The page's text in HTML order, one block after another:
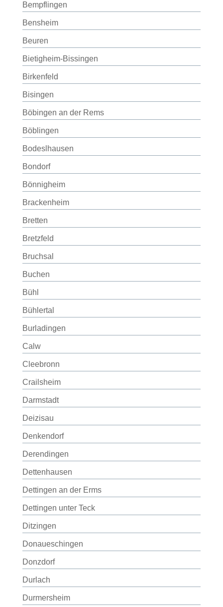
Bempflingen
Bensheim
Beuren
Bietigheim-Bissingen
Birkenfeld
Bisingen
Böbingen an der Rems
Böblingen
Bodeslhausen
Bondorf
Bönnigheim
Brackenheim
Bretten
Bretzfeld
Bruchsal
Buchen
Bühl
Bühlertal
Burladingen
Calw
Cleebronn
Crailsheim
Darmstadt
Deizisau
Denkendorf
Derendingen
Dettenhausen
Dettingen an der Erms
Dettingen unter Teck
Ditzingen
Donaueschingen
Donzdorf
Durlach
Durmersheim